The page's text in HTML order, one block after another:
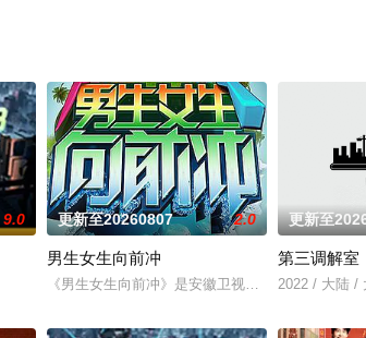
9.0 更新至20260807 2.0
男生女生向前冲
《男生女生向前冲》是安徽卫视的一档全民榜样
更新至
第三调解室
2022 / 大陆 /